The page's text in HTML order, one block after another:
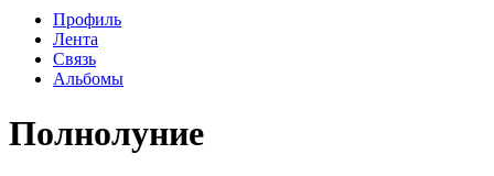
Профиль
Лента
Связь
Альбомы
Полнолуние